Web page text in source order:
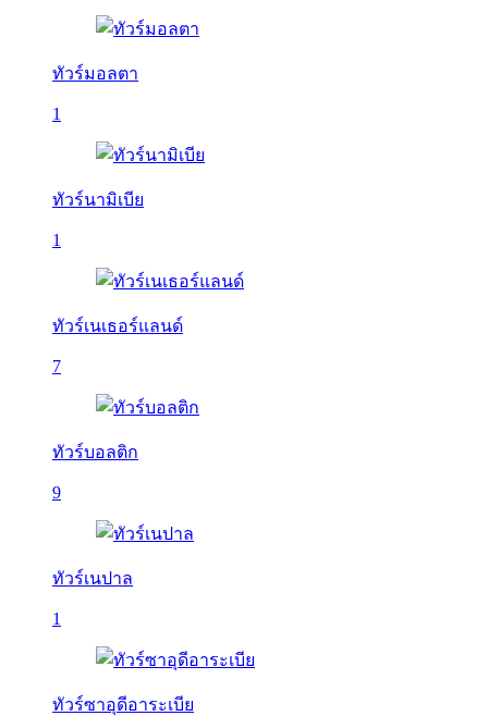
ทัวร์มอลตา
1
ทัวร์นามิเบีย
1
ทัวร์เนเธอร์แลนด์
7
ทัวร์บอลติก
9
ทัวร์เนปาล
1
ทัวร์ซาอุดีอาระเบีย